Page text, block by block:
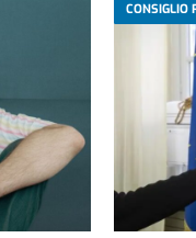
CONSIGLIO